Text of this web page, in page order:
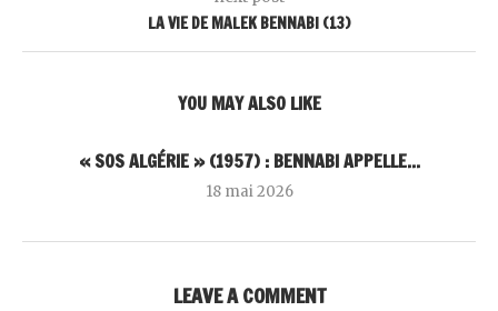
LA VIE DE MALEK BENNABI (13)
YOU MAY ALSO LIKE
« SOS ALGÉRIE » (1957) : BENNABI APPELLE...
18 mai 2026
LEAVE A COMMENT